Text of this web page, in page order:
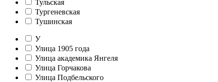
Тульская
Тургеневская
Тушинская
У
Улица 1905 года
Улица академика Янгеля
Улица Горчакова
Улица Подбельского